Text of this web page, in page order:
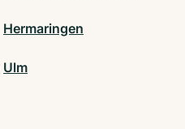
Hermaringen
Ulm